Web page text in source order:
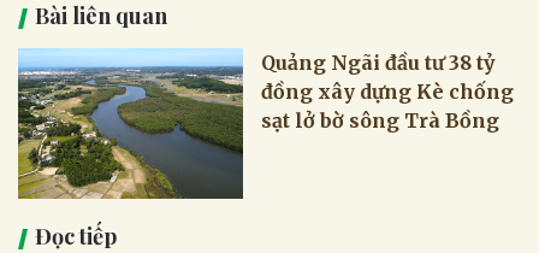
Bài liên quan
Quảng Ngãi đầu tư 38 tỷ
đồng xây dựng Kè chống
sạt lở bờ sông Trà Bồng
Đọc tiếp